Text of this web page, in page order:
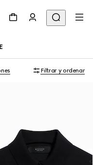
Filtrar y ordenar